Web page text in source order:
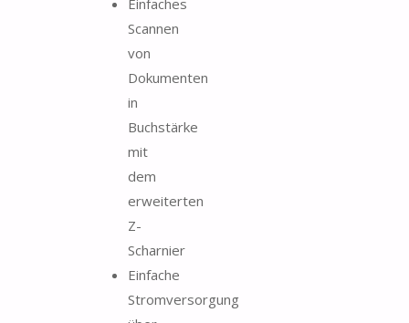
Scannen
von
Dokumenten
in
Buchstärke
mit
dem
erweiterten
Z-
Scharnier
Einfache
Stromversorgung